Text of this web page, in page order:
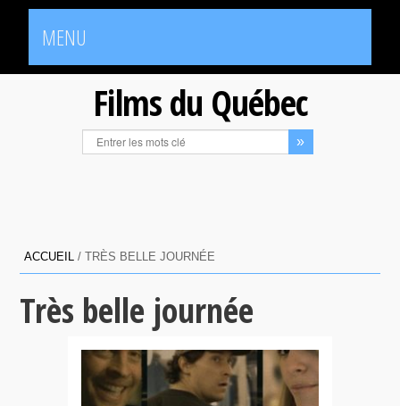
MENU
Films du Québec
ACCUEIL /TRÈS BELLE JOURNÉE
Très belle journée